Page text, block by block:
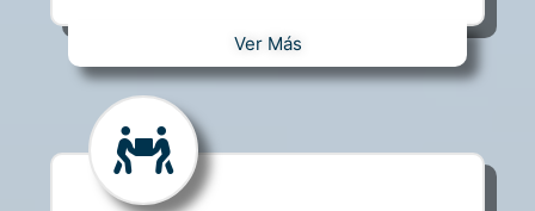
Ver Más